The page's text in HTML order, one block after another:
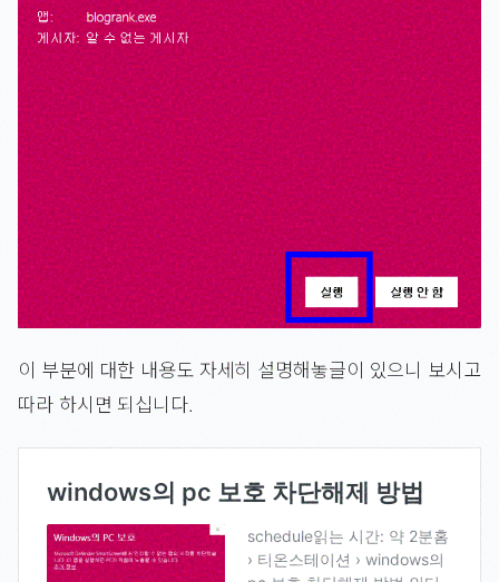
이 부분에 대한 내용도 자세히 설명해놓글이 있으니 보시고
따라 하시면 되십니다.